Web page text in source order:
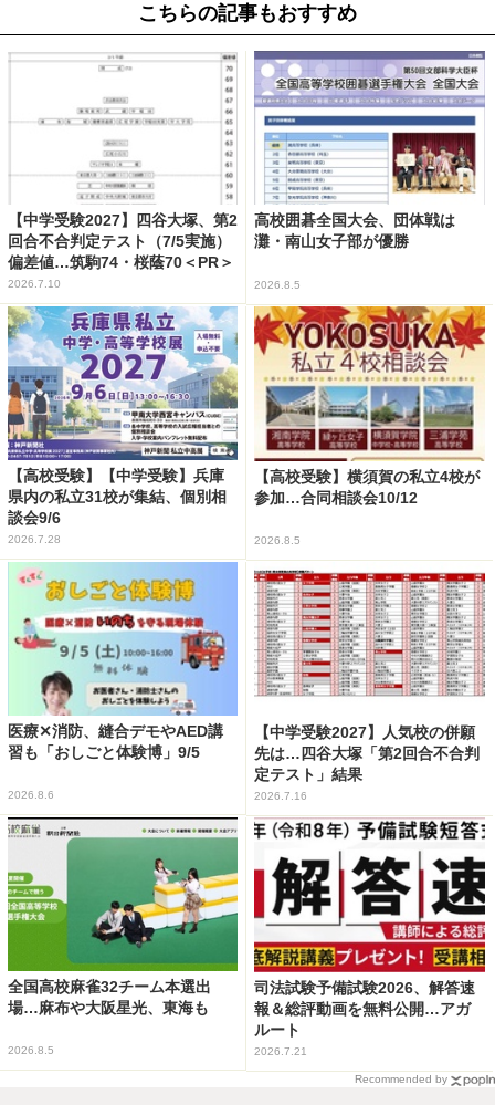
こちらの記事もおすすめ
【中学受験2027】四谷大塚、第2
回合不合判定テスト（7/5実施）
偏差値…筑駒74・桜蔭70＜PR＞
2026.7.10
高校囲碁全国大会、団体戦は
灘・南山女子部が優勝
2026.8.5
【高校受験】【中学受験】兵庫
県内の私立31校が集結、個別相
談会9/6
2026.7.28
【高校受験】横須賀の私立4校が
参加…合同相談会10/12
2026.8.5
医療✕消防、縫合デモやAED講
習も「おしごと体験博」9/5
2026.8.6
【中学受験2027】人気校の併願
先は…四谷大塚「第2回合不合判
定テスト」結果
2026.7.16
全国高校麻雀32チーム本選出
場…麻布や大阪星光、東海も
2026.8.5
司法試験予備試験2026、解答速
報＆総評動画を無料公開…アガ
ルート
2026.7.21
Recommended by